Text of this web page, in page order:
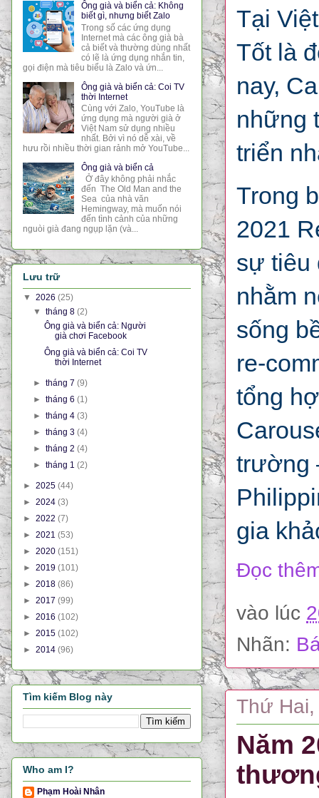
Tại
Tốt là
nay,
những
triển
Trong
2021
sự tiêu
nhằm
sống
re-
tổng
trường
gia
Đọc
vào lúc
Nhãn:
Thứ
Năm
Ông già và biển cả: Không
biết gì, nhưng biết Zalo
Trong số các ứng dụng
Internet mà các ông già bà
cả biết và thường dùng nhất
có lẽ là ứng dụng nhắn tin,
gọi điện mà tiêu biểu là Zalo và ứn...
Ông già và biển cả: Coi TV
thời Internet
Cùng với Zalo, YouTube là
ứng dụng mà người già ở
Việt Nam sử dụng nhiều
nhất. Bởi vì nó dễ xài, về
hưu rồi nhiều thời gian rảnh mở YouTube...
Ông già và biển cả
Ở đây không phải nhắc
đến The Old Man and the
Sea của nhà văn
Hemingway, mà muốn nói
đến tình cảnh của những
nguòi già đang ngụp lặn (và...
Lưu trữ
▼ 2026 (25)
▼tháng 8(2)
Ông già và biển cả: Người
già chơi Facebook
Ông già và biển cả: Coi TV
thời Internet
►tháng 7(9)
►tháng 6(1)
►tháng 4(3)
►tháng 3(4)
►tháng 2(4)
►tháng 1(2)
► 2025 (44)
► 2024 (3)
► 2022 (7)
► 2021 (53)
► 2020 (151)
► 2019 (101)
► 2018 (86)
► 2017 (99)
► 2016 (102)
► 2015 (102)
► 2014 (96)
Tìm kiếm Blog này
Who am I?
Phạm Hoài Nhân